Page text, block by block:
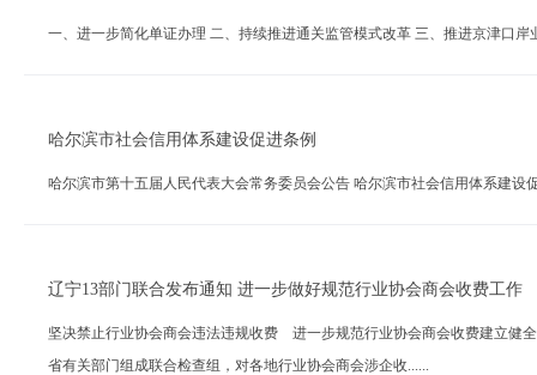
一、进一步简化单证办理 二、持续推进通关监管模式改革 三、推进京津口
哈尔滨市社会信用体系建设促进条例
哈尔滨市第十五届人民代表大会常务委员会公告 哈尔滨市社会信用体系
辽宁13部门联合发布通知 进一步做好规范行业协会商会收费工作
坚决禁止行业协会商会违法违规收费 进一步规范行业协会商会收费建立健
省有关部门组成联合检查组，对各地行业协会商会涉企收......